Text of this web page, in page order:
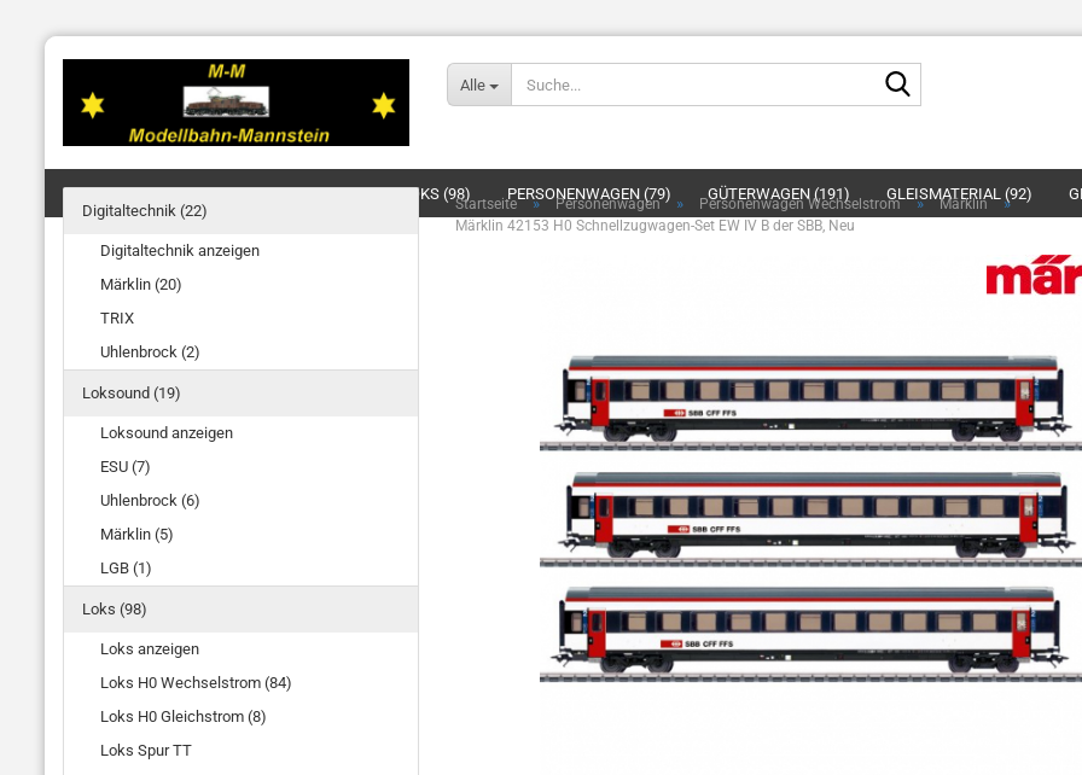
Alle
LOKS (98) PERSONENWAGEN (79) GÜTERWAGEN (191) GLEISMATERIAL (92)
BELEUCHTUNG/SIGNALE/OBERLEITUNG (4)
Startseite » Personenwagen » Personenwagen Wechselstrom » Märklin »
Märklin 42153 H0 Schnellzugwagen-Set EW IV B der SBB, Neu
Digitaltechnik (22)
Digitaltechnik anzeigen
Märklin (20)
TRIX
Uhlenbrock (2)
Loksound (19)
Loksound anzeigen
ESU (7)
Uhlenbrock (6)
Märklin (5)
LGB (1)
Loks (98)
Loks anzeigen
Loks H0 Wechselstrom (84)
Loks H0 Gleichstrom (8)
Loks Spur TT